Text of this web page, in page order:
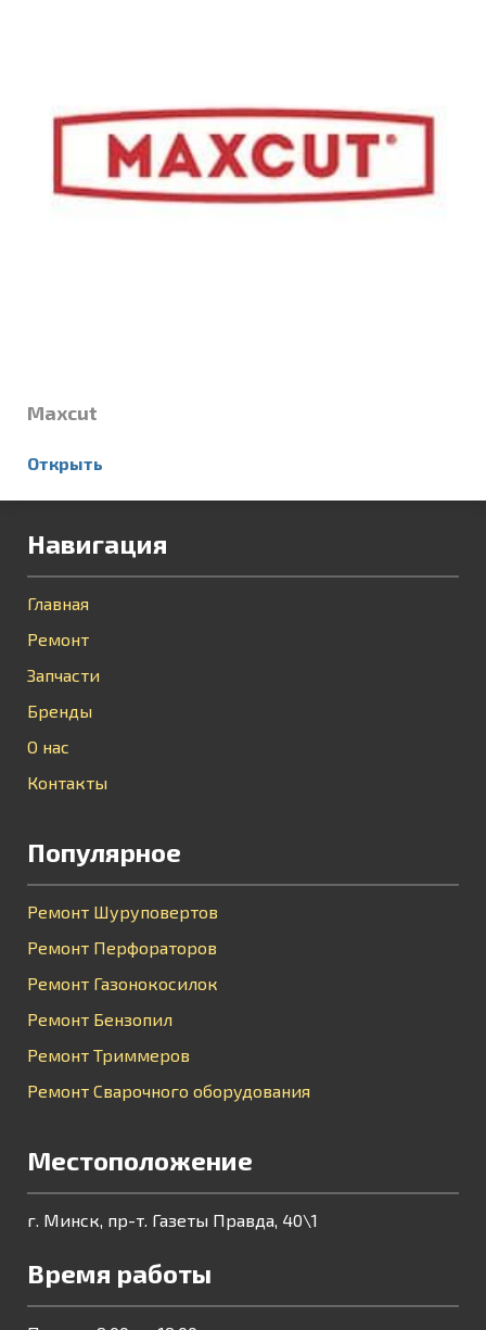
Maxcut
Открыть
Навигация
Главная
Ремонт
Запчасти
Бренды
О нас
Контакты
Популярное
Ремонт Шуруповертов
Ремонт Перфораторов
Ремонт Газонокосилок
Ремонт Бензопил
Ремонт Триммеров
Ремонт Сварочного оборудования
Местоположение
г. Минск, пр-т. Газеты Правда, 40\1
Время работы